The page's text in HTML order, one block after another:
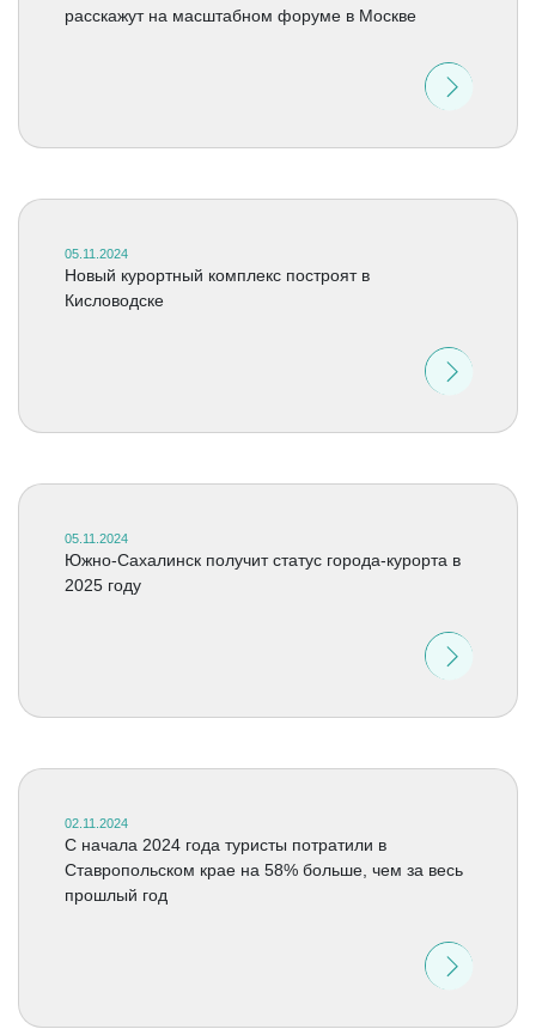
расскажут на масштабном форуме в Москве
05.11.2024
Новый курортный комплекс построят в
Кисловодске
05.11.2024
Южно-Сахалинск получит статус города-курорта в
2025 году
02.11.2024
C начала 2024 года туристы потратили в
Ставропольском крае на 58% больше, чем за весь
прошлый год